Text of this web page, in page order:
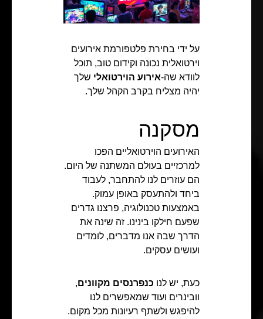
על ידי בחירת פלטפורמת אירועים
וירטואלית נכונה וקידום טוב, תוכל
לוודא שה-אירוע הוירטואלישלך
יהיה מצליח בקרב הקהל שלך.
מסקנה
האירועים הוירטואליים הפכו
למרכזיים בעולם המשתנה של היום.
הם עוזרים לנו להתחבר, לעבוד
ביחד ולהתעסק באופן עמוק.
באמצעות טכנולוגיה, פרצנו גדרים
שפעם חילקו בינינו. זה שינה את
הדרך שבה אנו מדברים, לומדים
ועושים עסקים.
כעת, יש לנוכנפרנסים מקוונים,
וובינרים ועוד שמאפשרים לנו
להיפגש ולשתף רעיונות מכל מקום.